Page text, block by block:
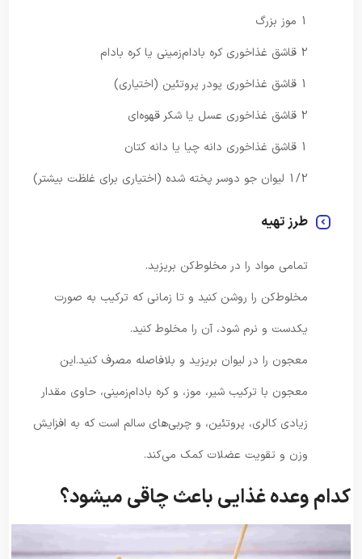
1 موز بزرگ
2 قاشق غذاخوری کره بادام‌زمینی یا کره بادام
1 قاشق غذاخوری پودر پروتئین (اختیاری)
2 قاشق غذاخوری عسل یا شکر قهوه‌ای
1 قاشق غذاخوری دانه چیا یا دانه کتان
1/2 لیوان جو دوسر پخته شده (اختیاری برای غلظت بیشتر)
طرز تهیه
تمامی مواد را در مخلوط‌کن بریزید.
مخلوط‌کن را روشن کنید و تا زمانی که ترکیب به صورت
یکدست و نرم شود، آن را مخلوط کنید.
معجون را در لیوان بریزید و بلافاصله مصرف کنید.این
معجون با ترکیب شیر، موز، و کره بادام‌زمینی، حاوی مقدار
زیادی کالری، پروتئین، و چربی‌های سالم است که به افزایش
وزن و تقویت عضلات کمک می‌کند.
کدام وعده غذایی باعث چاقی میشود؟